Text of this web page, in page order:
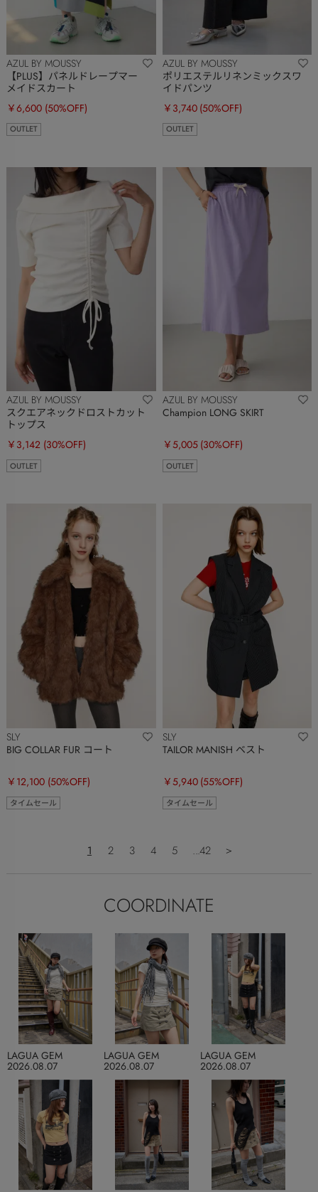
AZUL BY MOUSSY
【PLUS】パネルドレープマー
メイドスカート
￥6,600 (50%OFF)
OUTLET
AZUL BY MOUSSY
ポリエステルリネンミックスワ
イドパンツ
￥3,740 (50%OFF)
OUTLET
AZUL BY MOUSSY
スクエアネックドロストカット
トップス
￥3,142 (30%OFF)
OUTLET
AZUL BY MOUSSY
Champion LONG SKIRT
￥5,005 (30%OFF)
OUTLET
SLY
BIG COLLAR FUR コート
￥12,100 (50%OFF)
タイムセール
SLY
TAILOR MANISH ベスト
￥5,940 (55%OFF)
タイムセール
1 2 3 4 5 ...42 ＞
COORDINATE
2026.08.07
LAGUA GEM
2026.08.07
LAGUA GEM
2026.08.07
LAGUA GEM